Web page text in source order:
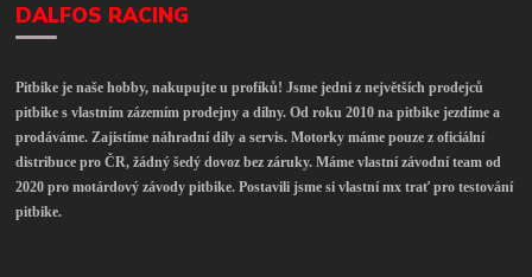
DALFOS RACING
Pitbike je naše hobby, nakupujte u profíků! Jsme jedni z největších prodejců
pitbike s vlastním zázemím prodejny a dílny. Od roku 2010 na pitbike jezdíme a
prodáváme. Zajistíme náhradní díly a servis. Motorky máme pouze z oficiální
distribuce pro ČR, žádný šedý dovoz bez záruky. Máme vlastní závodní team od
2020 pro motárdový závody pitbike. Postavili jsme si vlastní mx trať pro testování
pitbike.